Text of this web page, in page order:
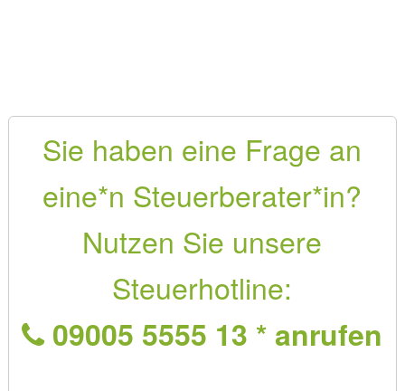
Sie haben eine Frage an
eine*n Steuerberater*in?
Nutzen Sie unsere
Steuerhotline:
09005 5555 13 * anrufen